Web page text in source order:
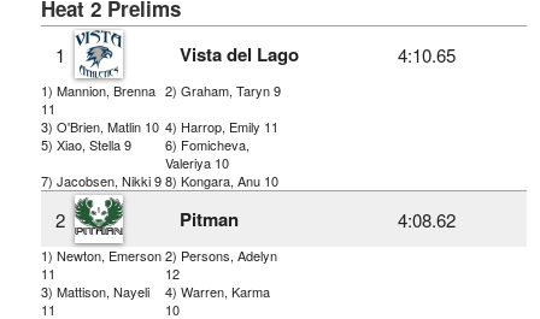
Heat 2 Prelims
1 Vista del Lago 4:10.65
1) Mannion, Brenna
11
2) Graham, Taryn 9
3) O'Brien, Matlin 10 4) Harrop, Emily 11
5) Xiao, Stella 9
6) Fomicheva,
Valeriya 10
7) Jacobsen, Nikki 98) Kongara, Anu 10
2 Pitman 4:08.62
1) Newton, Emerson
11
2) Persons, Adelyn
12
3) Mattison, Nayeli
11
4) Warren, Karma
10